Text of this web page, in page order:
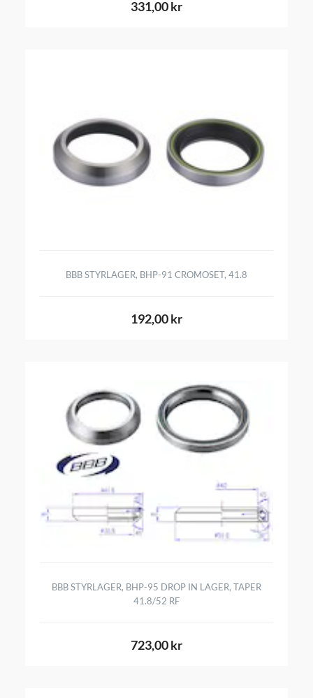
331,00 kr
BBB STYRLAGER, BHP-91 CROMOSET, 41.8
192,00 kr
BBB STYRLAGER, BHP-95 DROP IN LAGER, TAPER
41.8/52 RF
723,00 kr